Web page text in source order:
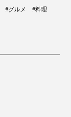
ぜたら、「旨
作れます。
#グルメ
#料理